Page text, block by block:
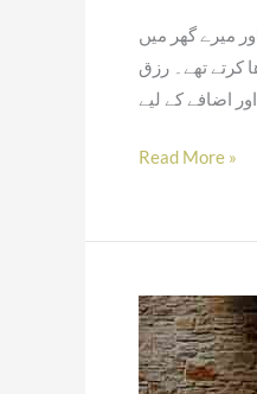
میرے گھر میں
کرتے تھے۔ رزق
Read More »
Warhamni
Wahdini